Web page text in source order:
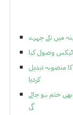
میں نئے چہرے
منصوبہ تبدیل
کردیا
بھی ختم ہو جائے
گی